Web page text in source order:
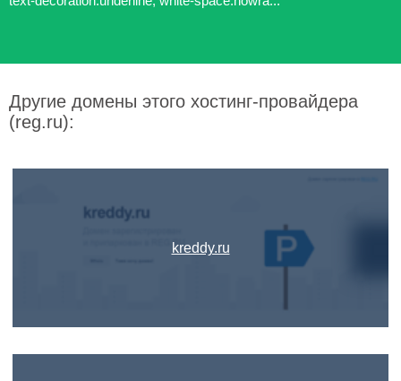
Другие домены этого хостинг-провайдера
(reg.ru):
kreddy.ru